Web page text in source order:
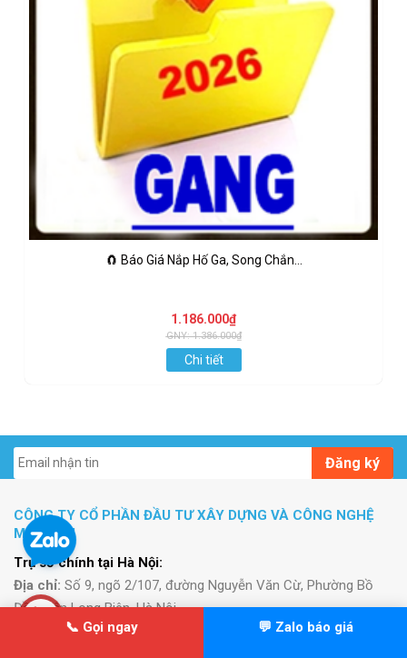
🧲 Báo Giá Nắp Hố Ga, Song Chắn...
1.186.000₫
GNY: 1.386.000₫
Chi tiết
Đăng ký
CÔNG TY CỔ PHẦN ĐẦU TƯ XÂY DỰNG VÀ CÔNG NGHỆ
MINH HẢI
Trụ sở chính tại Hà Nội:
Địa chỉ: Số 9, ngõ 2/107, đường Nguyễn Văn Cừ, Phường Bồ
Đề, Quận Long Biên, Hà Nội
Điện thoại:0911.787.668
📞 Gọi ngay 💬 Zalo báo giá